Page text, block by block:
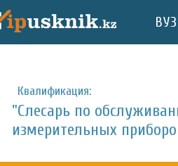
Квалификация:
"Слесарь по
измерительных